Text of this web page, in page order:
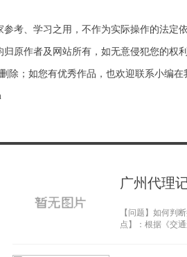
考、学习之用，不作为实际操作的法定
原作者及网站所有，如无意侵犯您的权
除；如您有优秀作品，也欢迎联系小编在
广州代理
【问题】如何判
点】：根据《交